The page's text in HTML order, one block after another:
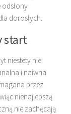
dorosłych.
start
niestety nie
i naiwna
przez
nienajlepszą
nie zachęcają